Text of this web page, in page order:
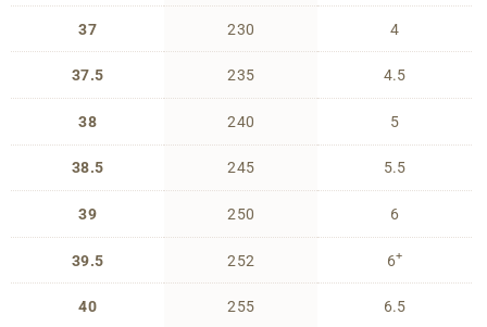
37
37.5
38
38.5
39
39.5
40
230
235
240
245
250
252
255
4
4.5
5
5.5
6
6+
6.5